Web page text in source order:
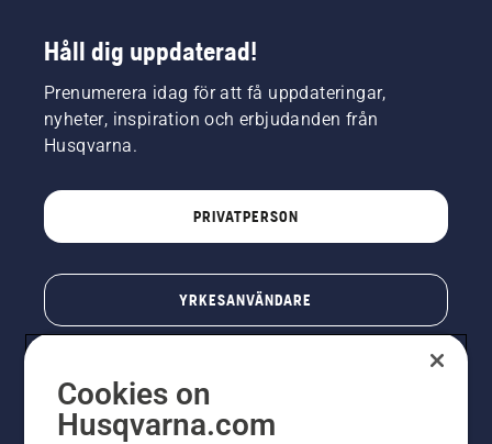
Håll dig uppdaterad!
Prenumerera idag för att få uppdateringar,
nyheter, inspiration och erbjudanden från
Husqvarna.
PRIVATPERSON
YRKESANVÄNDARE
Cookies on
Husqvarna.com